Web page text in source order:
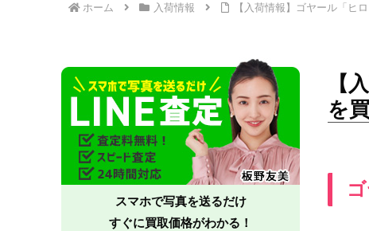
ホーム 入荷情報 【入荷情報】ゴヤール「ヒ
【
を
スマホで写真を送るだけ
すぐに買取価格がわかる！